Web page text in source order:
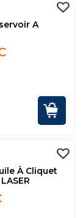
A
À Cliquet